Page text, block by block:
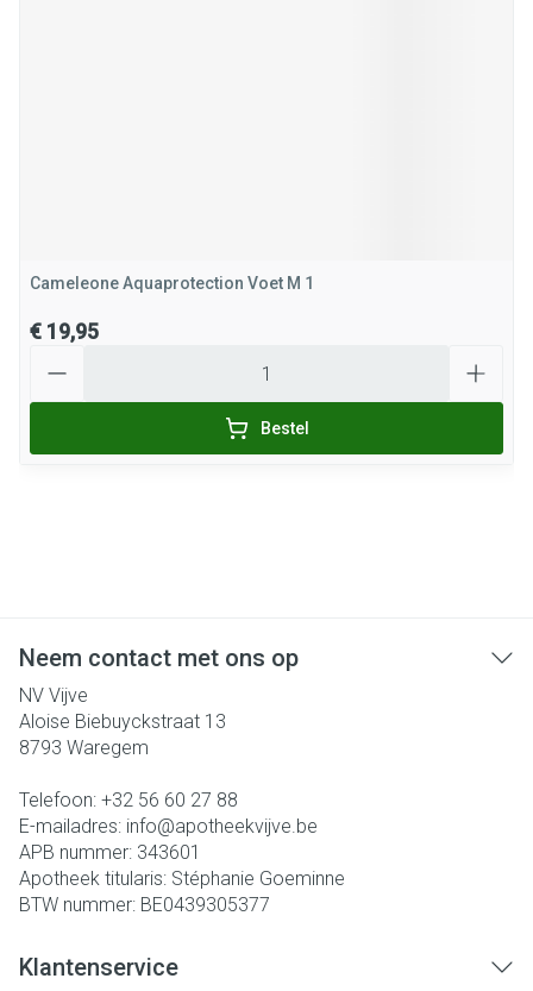
Cameleone Aquaprotection Voet M 1
€ 19,95
Bestel
Neem contact met ons op
NV Vijve
Aloise Biebuyckstraat 13
8793 Waregem
Telefoon: +32 56 60 27 88
E-mailadres: info@apotheekvijve.be
APB nummer: 343601
Apotheek titularis: Stéphanie Goeminne
BTW nummer: BE0439305377
Klantenservice